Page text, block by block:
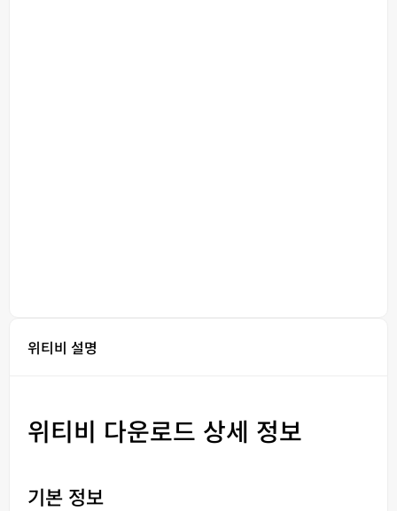
위티비 설명
위티비 다운로드 상세 정보
기본 정보